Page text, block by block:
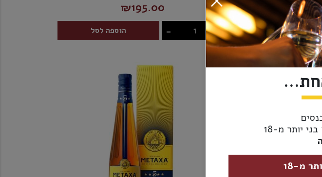
הוספה לסל
₪195.00
- + הוספה לסל
יותר מ-18
מ-18